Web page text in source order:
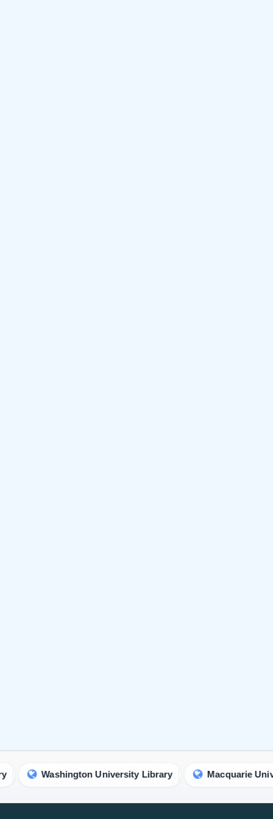
当社のニュースレターに参加する